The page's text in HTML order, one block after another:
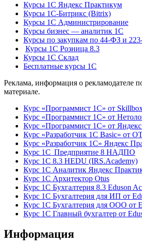
Курсы 1С Яндекс Практикум
Курсы 1С-Битрикс (Bitrix)
Курсы 1С Администрирование
Курсы бизнес — аналитик 1С
Курсы по закупкам по 44‑ФЗ и
Курсы 1С Розница 8.3
Курсы 1С Склад
Бесплатные курсы 1С
Реклама, информация о рекламодателе
материале.
Курс «Программист 1С» от
Курс «Программист 1С» от
Курс «Программист 1С» от
Курс «Разработчик 1С Basic» от
Курс «Разработчик 1С» Яндекс
Курс 1С Предприятие 8 НАДПО
Курс 1С 8.3 HEDU (IRS.Academy)
Курс 1С Аналитик Яндекс
Курс 1С Архитектор Otus
Курс 1С Бухгалтерия 8.3 Eduson
Курс 1С Бухгалтерия для ИП от
Курс 1С Бухгалтерия для ООО от
Курс 1С Главный бухгалтер от
Информация